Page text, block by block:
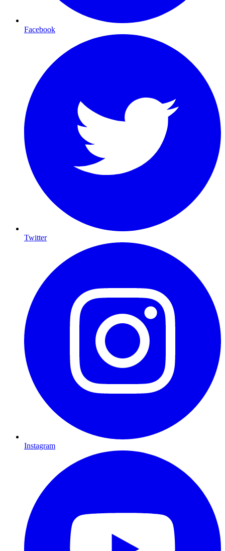
Facebook
Twitter
Instagram